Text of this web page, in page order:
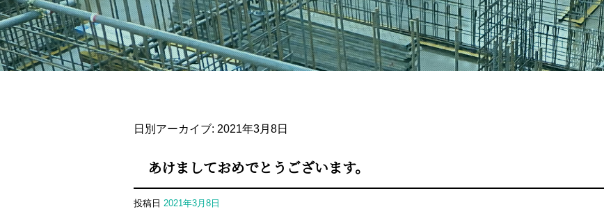
日別アーカイブ: 2021年3月8日
あけましておめでとうございます。
投稿日 2021年3月8日